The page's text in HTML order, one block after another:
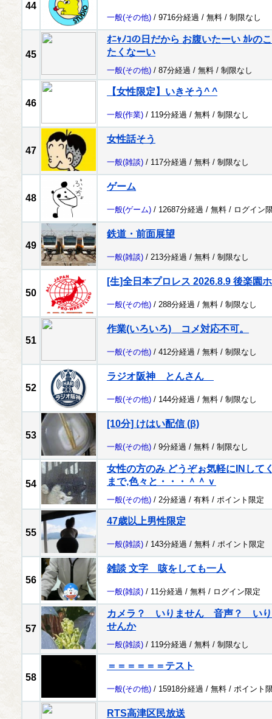
44
一般(その他) / 9716分経過 / 無料 / 制限なし
45
ｵﾆｬﾉｺの日だから お腹いたーい ｶﾚの
たくなーい
一般(その他) / 87分経過 / 無料 / 制限なし
46
【女性限定】いきそう^ ^
一般(作業) / 119分経過 / 無料 / 制限なし
47
女性話そう
一般(雑談) / 117分経過 / 無料 / 制限なし
48
ゲーム
一般(ゲーム) / 12687分経過 / 無料 / ログイン
49
鉄道・前面展望
一般(雑談) / 213分経過 / 無料 / 制限なし
50
[生]全日本プロレス 2026.8.9 後楽園
一般(その他) / 288分経過 / 無料 / 制限なし
51
作業(いろいろ) コメ対応不可。
一般(その他) / 412分経過 / 無料 / 制限なし
52
ラジオ阪神 とんさん
一般(その他) / 144分経過 / 無料 / 制限なし
53
[10分] けはい配信 (β)
一般(その他) / 9分経過 / 無料 / 制限なし
54
女性の方のみ どうぞぉ気軽にINして
まで,色々と・・・＾＾ｖ
一般(その他) / 2分経過 / 有料 / ポイント限定
55
47歳以上男性限定
一般(雑談) / 143分経過 / 無料 / ポイント限定
56
雑談 文字 咳をしても一人
一般(雑談) / 11分経過 / 無料 / ログイン限定
57
カメラ？ いりません 音声？ いり
せんか
一般(雑談) / 119分経過 / 無料 / 制限なし
58
＝＝＝＝＝＝テスト
一般(その他) / 15918分経過 / 無料 / ポイント
RTS高津区民放送